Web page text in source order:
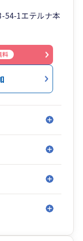
相談
業務の効率化
み出す取り組
54-1エテルナ本
料